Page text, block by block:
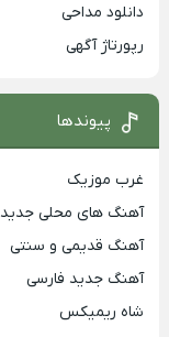
دانلود مداحی
رپورتاژ آگهی
پیوندها
غرب موزیک
آهنگ های محلی جدید
آهنگ قدیمی و سنتی
آهنگ جدید فارسی
شاه ریمیکس